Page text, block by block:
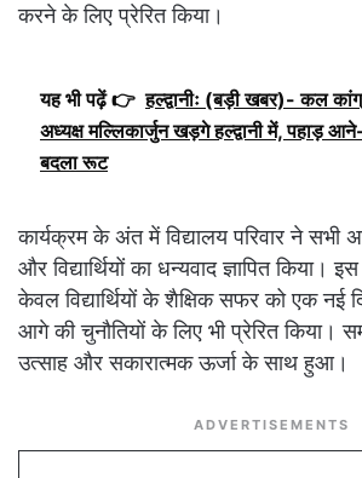
करने के लिए प्रेरित किया।
यह भी पढ़ें 👉 हल्द्वानीः (बड़ी खबर)- कल
अध्यक्ष मल्लिकार्जुन खड़गे हल्द्वानी में, पहाड़
बदला रूट
कार्यक्रम के अंत में विद्यालय परिवार ने सभी
और विद्यार्थियों का धन्यवाद ज्ञापित
केवल विद्यार्थियों के शैक्षिक सफर को एक नई
आगे की चुनौतियों के लिए भी प्रेरित किया।
उत्साह और सकारात्मक ऊर्जा के साथ हुआ।
ADVERTISEMENTS